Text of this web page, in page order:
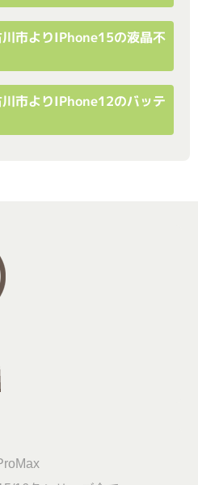
市よりiPhone15の液晶不
市よりiPhone12のバッテ